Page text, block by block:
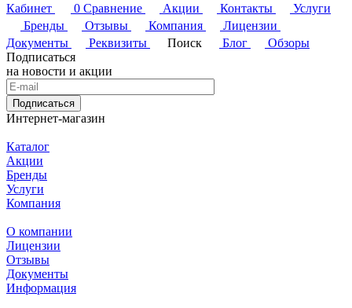
Кабинет
0 Сравнение Акции Контакты
Услуги
Бренды
Отзывы Компания
Лицензии
Документы
Реквизиты Поиск Блог
Обзоры
Подписаться
на новости и акции
Подписаться
Интернет-магазин
Каталог
Акции
Бренды
Услуги
Компания
О компании
Лицензии
Отзывы
Документы
Информация